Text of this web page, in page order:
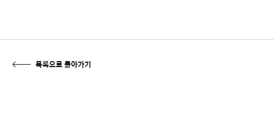
목록으로 돌아가기